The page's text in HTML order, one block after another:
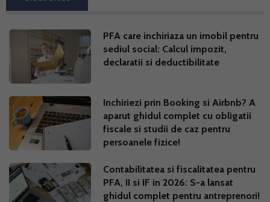
PFA care inchiriaza un imobil pentru
sediul social: Calcul impozit,
declaratii si deductibilitate
Inchiriezi prin Booking si Airbnb? A
aparut ghidul complet cu obligatii
fiscale si studii de caz pentru
persoanele fizice!
Contabilitatea si fiscalitatea pentru
PFA, II si IF in 2026: S-a lansat
ghidul complet pentru antreprenori!